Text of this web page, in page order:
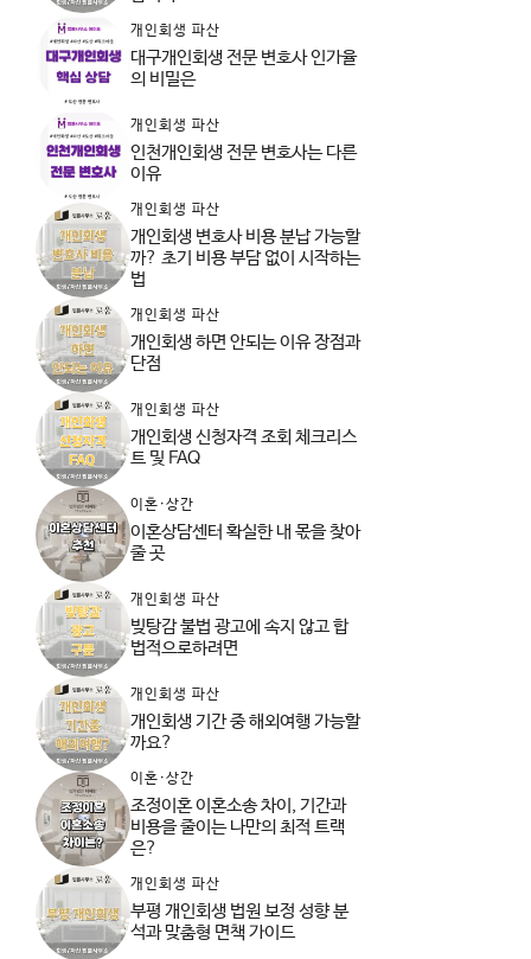
개인회생 파산
대구개인회생 전문 변호사 인가율
의 비밀은
개인회생 파산
인천개인회생 전문 변호사는 다른
이유
개인회생 파산
개인회생 변호사 비용 분납 가능할
까? 초기 비용 부담 없이 시작하는
법
개인회생 파산
개인회생 하면 안되는 이유 장점과
단점
개인회생 파산
개인회생 신청자격 조회 체크리스
트 및 FAQ
이혼·상간
이혼상담센터 확실한 내 몫을 찾아
줄 곳
개인회생 파산
빚탕감 불법 광고에 속지 않고 합
법적으로하려면
개인회생 파산
개인회생 기간 중 해외여행 가능할
까요?
이혼·상간
조정이혼 이혼소송 차이, 기간과
비용을 줄이는 나만의 최적 트랙
은?
개인회생 파산
부평 개인회생 법원 보정 성향 분
석과 맞춤형 면책 가이드